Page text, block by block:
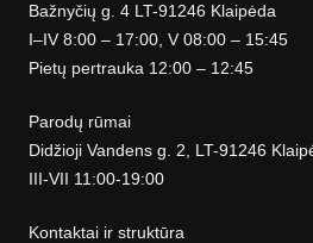
Bažnyčių g. 4 LT-91246 Klaipėda
I–IV 8:00 – 17:00, V 08:00 – 15:45
Pietų pertrauka 12:00 – 12:45
Parodų rūmai
Didžioji Vandens g. 2, LT-91246
III-VII 11:00-19:00
Kontaktai ir struktūra